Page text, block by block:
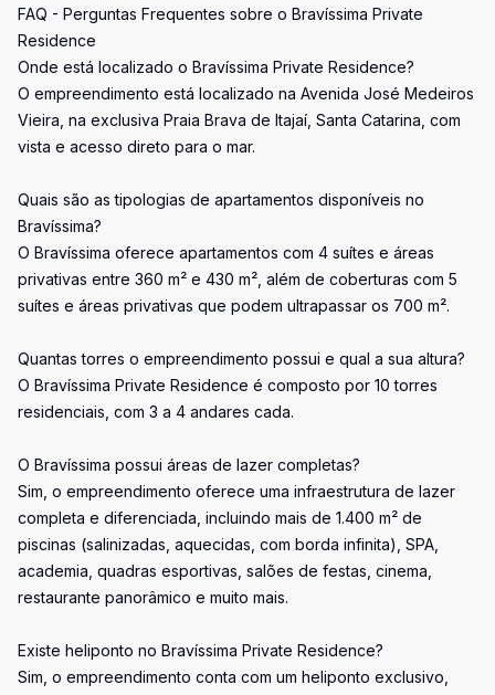
FAQ - Perguntas Frequentes sobre o Bravíssima Private
Residence
Onde está localizado o Bravíssima Private Residence?
O empreendimento está localizado na Avenida José Medeiros
Vieira, na exclusiva Praia Brava de Itajaí, Santa Catarina, com
vista e acesso direto para o mar.
Quais são as tipologias de apartamentos disponíveis no
Bravíssima?
O Bravíssima oferece apartamentos com 4 suítes e áreas
privativas entre 360 m² e 430 m², além de coberturas com 5
suítes e áreas privativas que podem ultrapassar os 700 m².
Quantas torres o empreendimento possui e qual a sua altura?
O Bravíssima Private Residence é composto por 10 torres
residenciais, com 3 a 4 andares cada.
O Bravíssima possui áreas de lazer completas?
Sim, o empreendimento oferece uma infraestrutura de lazer
completa e diferenciada, incluindo mais de 1.400 m² de
piscinas (salinizadas, aquecidas, com borda infinita), SPA,
academia, quadras esportivas, salões de festas, cinema,
restaurante panorâmico e muito mais.
Existe heliponto no Bravíssima Private Residence?
Sim, o empreendimento conta com um heliponto exclusivo,